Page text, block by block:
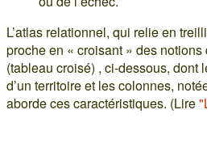
L’atlas relationnel, qui relie en
proche en « croisant » des
(tableau croisé) , ci-dessous, dont
d’un territoire et les colonnes,
aborde ces caractéristiques. (Lire